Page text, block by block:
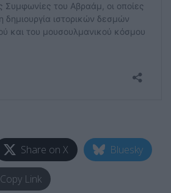
Share on X Bluesky
Copy Link